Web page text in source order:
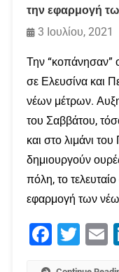
την εφαρμογή
3 Ιουλίου, 2021
Την “κοπάνησαν”
σε Ελευσίνα και
νέων μέτρων.
του Σαββάτου,
και στο λιμάνι του
δημιουργούν
πόλη, το
εφαρμογή των
Facebook
Twitter